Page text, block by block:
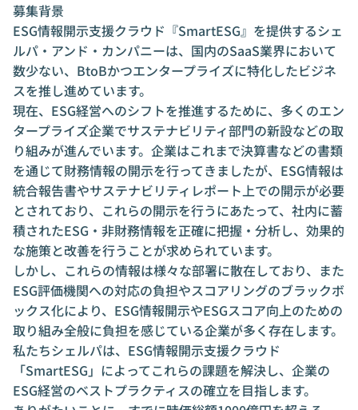
募集背景
ESG情報開示支援クラウド『SmartESG』を提供するシェ
ルパ・アンド・カンパニーは、国内のSaaS業界において
数少ない、BtoBかつエンタープライズに特化したビジネ
スを推し進めています。
現在、ESG経営へのシフトを推進するために、多くのエン
タープライズ企業でサステナビリティ部門の新設などの取
り組みが進んでいます。企業はこれまで決算書などの書類
を通じて財務情報の開示を行ってきましたが、ESG情報は
統合報告書やサステナビリティレポート上での開示が必要
とされており、これらの開示を行うにあたって、社内に蓄
積されたESG・非財務情報を正確に把握・分析し、効果的
な施策と改善を行うことが求められています。
しかし、これらの情報は様々な部署に散在しており、また
ESG評価機関への対応の負担やスコアリングのブラックボ
ックス化により、ESG情報開示やESGスコア向上のための
取り組み全般に負担を感じている企業が多く存在します。
私たちシェルパは、ESG情報開示支援クラウド
「SmartESG」によってこれらの課題を解決し、企業の
ESG経営のベストプラクティスの確立を目指します。